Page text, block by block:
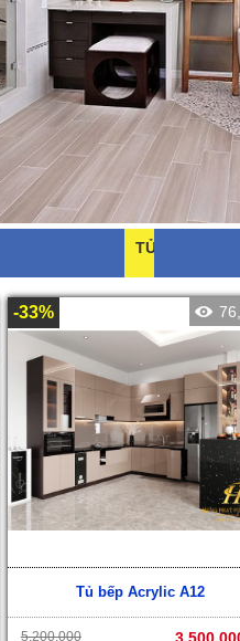
-33%
Tủ bếp Acrylic A12
5,200,000